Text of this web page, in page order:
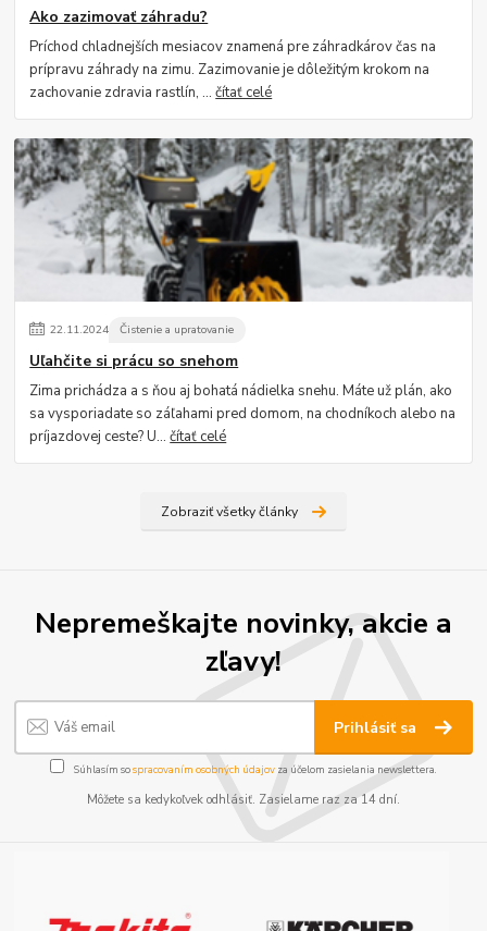
Ako zazimovať záhradu?
Príchod chladnejších mesiacov znamená pre záhradkárov čas na
prípravu záhrady na zimu. Zazimovanie je dôležitým krokom na
zachovanie zdravia rastlín, ...čítať celé
22.11.2024 Čistenie a upratovanie
Uľahčite si prácu so snehom
Zima prichádza a s ňou aj bohatá nádielka snehu. Máte už plán, ako
sa vysporiadate so záľahami pred domom, na chodníkoch alebo na
príjazdovej ceste? U...čítať celé
Zobraziť všetky články
Nepremeškajte novinky, akcie a
zľavy!
Prihlásiť sa
Súhlasím sospracovaním osobných údajov za účelom zasielania newslettera.
Môžete sa kedykoľvek odhlásiť. Zasielame raz za 14 dní.